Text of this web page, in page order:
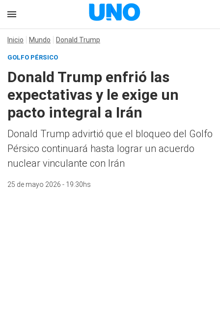
Inicio Mundo Donald Trump
GOLFO PÉRSICO
Donald Trump enfrió las
expectativas y le exige un
pacto integral a Irán
Donald Trump advirtió que el bloqueo del Golfo
Pérsico continuará hasta lograr un acuerdo
nuclear vinculante con Irán
25 de mayo 2026 - 19:30hs